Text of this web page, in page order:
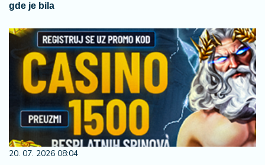
gde je bila
20. 07. 2026 08:04